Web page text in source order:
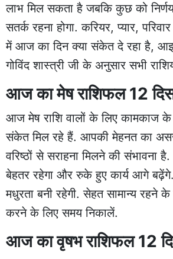
लाभ मिल सकता है जबकि कुछ को
सतर्क रहना होगा. करियर, प्यार,
में आज का दिन क्या संकेत दे रहा है,
गोविंद शास्त्री जी के अनुसार सभी
आज का मेष राशिफल 12
आज मेष राशि वालों के लिए कामकाज के
संकेत मिल रहे हैं. आपकी मेहनत का
वरिष्ठों से सराहना मिलने की संभावना
बेहतर रहेगा और रुके हुए कार्य आगे
मधुरता बनी रहेगी. सेहत सामान्य रहने
करने के लिए समय निकालें.
आज का वृषभ राशिफल 12